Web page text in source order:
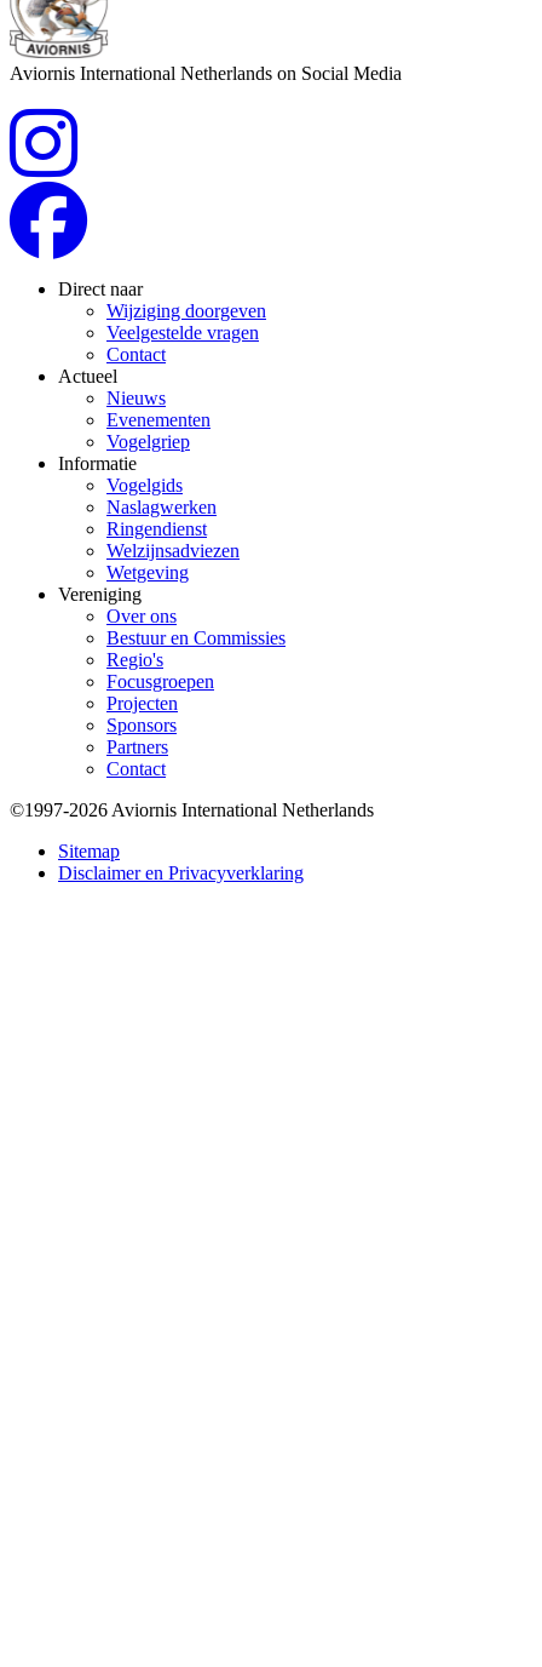
Aviornis International Netherlands on Social Media
Direct naar
Wijziging doorgeven
Veelgestelde vragen
Contact
Actueel
Nieuws
Evenementen
Vogelgriep
Informatie
Vogelgids
Naslagwerken
Ringendienst
Welzijnsadviezen
Wetgeving
Vereniging
Over ons
Bestuur en Commissies
Regio's
Focusgroepen
Projecten
Sponsors
Partners
Contact
Bottom
©1997-2026 Aviornis International Netherlands
Sitemap
Disclaimer en Privacyverklaring